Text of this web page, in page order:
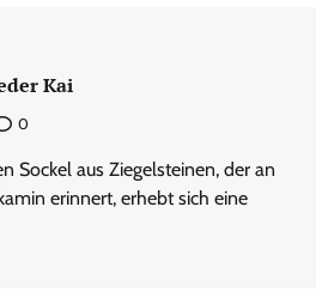
Kai
0
Sockel aus Ziegelsteinen, der an
erinnert, erhebt sich eine